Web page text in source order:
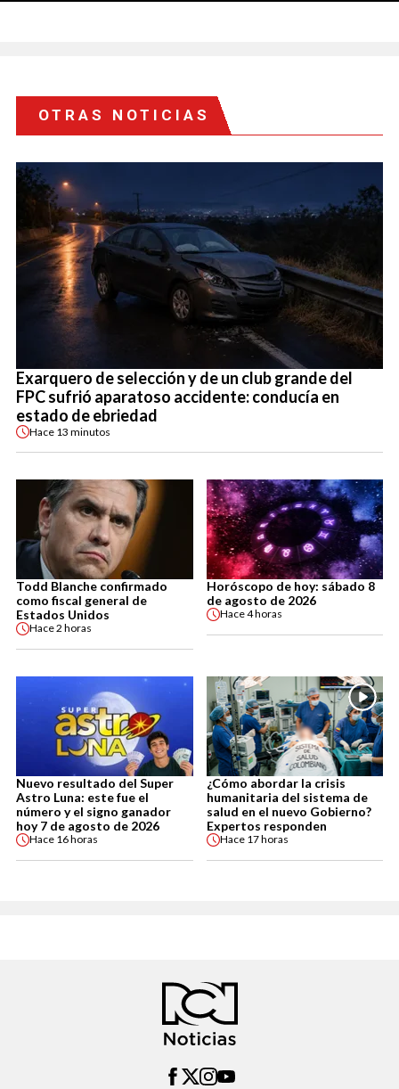
OTRAS NOTICIAS
Exarquero de selección y de un club grande del
FPC sufrió aparatoso accidente: conducía en
estado de ebriedad
Hace 13 minutos
Todd Blanche confirmado
como fiscal general de
Estados Unidos
Hace2 horas
Horóscopo de hoy: sábado 8
de agosto de 2026
Hace4 horas
Nuevo resultado del Super
Astro Luna: este fue el
número y el signo ganador
hoy 7 de agosto de 2026
Hace 16 horas
¿Cómo abordar la crisis
humanitaria del sistema de
salud en el nuevo Gobierno?
Expertos responden
Hace 17 horas